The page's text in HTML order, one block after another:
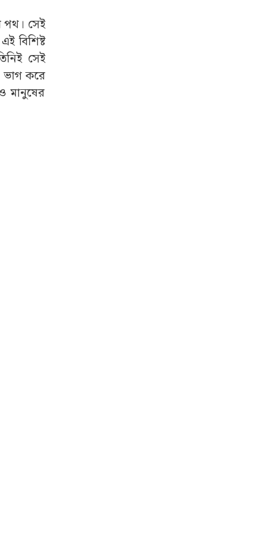
পথ। সেই
বিশিষ্ট
সেই
ভাগ করে
মানুষের